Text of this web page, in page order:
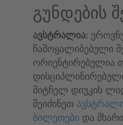
გუნდების
ავსტრალია:
ჩამოყალიბებული
ორიენტირებულია
მიტჩელ დიუკის
შეიძინეთ
ბილეთები და